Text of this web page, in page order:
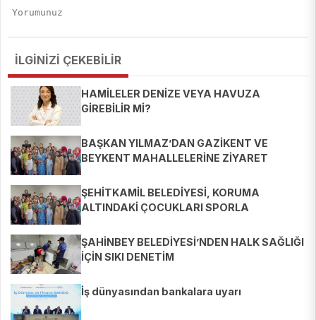
İLGİNİZİ ÇEKEBİLİR
HAMİLELER DENİZE VEYA HAVUZA
GİREBİLİR Mİ?
BAŞKAN YILMAZ’DAN GAZİKENT VE
BEYKENT MAHALLELERİNE ZİYARET
ŞEHİTKAMİL BELEDİYESİ, KORUMA
ALTINDAKİ ÇOCUKLARI SPORLA
ŞAHİNBEY BELEDİYESİ’NDEN HALK SAĞLIĞI
İÇİN SIKI DENETİM
İş dünyasından bankalara uyarı